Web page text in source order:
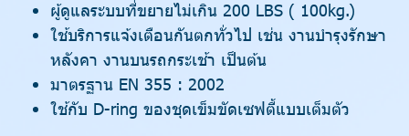
ผู้ดูแลระบบที่ขยายไม่เกิน 200 LBS ( 100kg.)
ใช้บริการแจ้งเตือนกันตกทั่วไป เช่น งานบำรุงรักษา
หลังคา งานบนรถกระเช้า เป็นต้น
มาตรฐาน EN 355 : 2002
ใช้กับ D-ring ของชุดเข็มขัดเซฟตี้แบบเต็มตัว